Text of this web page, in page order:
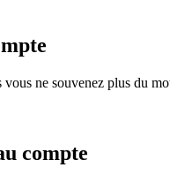
ne souvenez plus du
compte